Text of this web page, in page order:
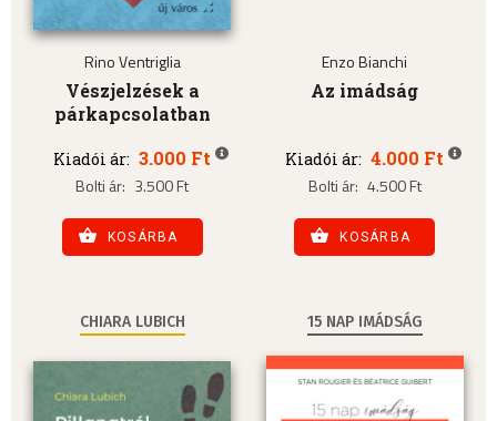
Rino Ventriglia
Vészjelzések a
párkapcsolatban
Kiadói ár: 3.000 Ft
Bolti ár: 3.500 Ft
KOSÁRBA
Enzo Bianchi
Az imádság
Kiadói ár: 4.000 Ft
Bolti ár: 4.500 Ft
KOSÁRBA
CHIARA LUBICH 15 NAP IMÁDSÁG